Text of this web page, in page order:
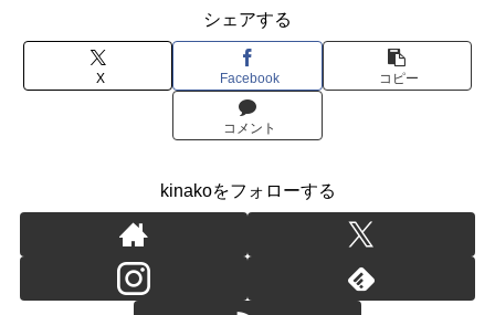
シェアする
X Facebook コピー
コメント
kinakoをフォローする